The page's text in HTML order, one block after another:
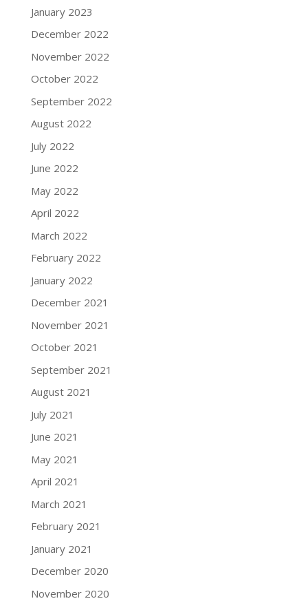
January 2023
December 2022
November 2022
October 2022
September 2022
August 2022
July 2022
June 2022
May 2022
April 2022
March 2022
February 2022
January 2022
December 2021
November 2021
October 2021
September 2021
August 2021
July 2021
June 2021
May 2021
April 2021
March 2021
February 2021
January 2021
December 2020
November 2020